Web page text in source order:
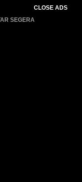
CLOSE ADS
SEGERA